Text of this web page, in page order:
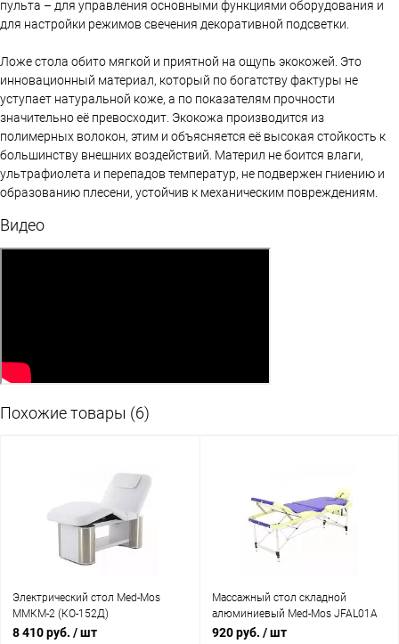
пульта – для управления основными функциями оборудования и
для настройки режимов свечения декоративной подсветки.
Ложе стола обито мягкой и приятной на ощупь экокожей. Это
инновационный материал, который по богатству фактуры не
уступает натуральной коже, а по показателям прочности
значительно её превосходит. Экокожа производится из
полимерных волокон, этим и объясняется её высокая стойкость к
большинству внешних воздействий. Материл не боится влаги,
ультрафиолета и перепадов температур, не подвержен гниению и
образованию плесени, устойчив к механическим повреждениям.
Видео
Похожие товары (6)
Электрический стол Med-Mos
ММКМ-2 (КО-152Д)
8 410 руб. / шт
Массажный стол складной
алюминиевый Med-Mos JFAL01A
М/К (3-х секционный) (МСТ-102Л)
920 руб. / шт